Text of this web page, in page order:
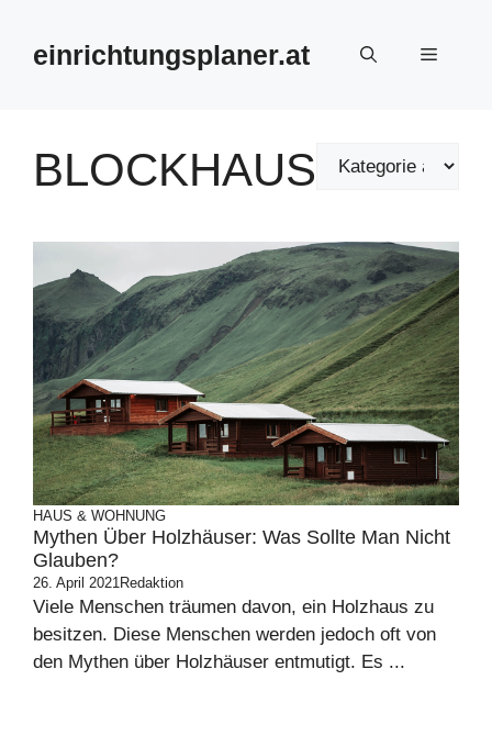
springeneinrichtungsplaner.at Menü
BLOCKHAUS
HAUS & WOHNUNG
Mythen Über Holzhäuser: Was Sollte Man Nicht
Glauben?
26. April 2021Redaktion
Viele Menschen träumen davon, ein Holzhaus zu
besitzen. Diese Menschen werden jedoch oft von
den Mythen über Holzhäuser entmutigt. Es ...